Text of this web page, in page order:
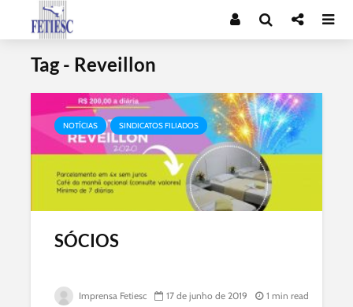
Tag - Reveillon
NOTÍCIAS SINDICATOS FILIADOS
SÓCIOS
Imprensa Fetiesc 17 de junho de 2019 1 min read